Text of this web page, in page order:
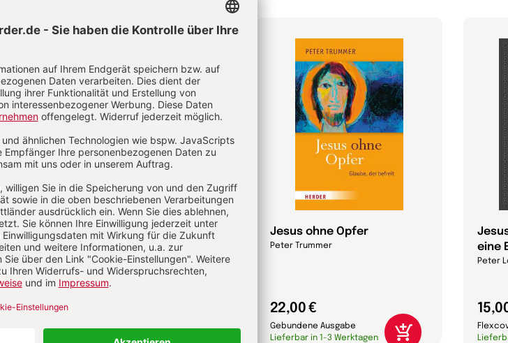
Ausverkauf des Konzils
Jan-Heiner Tück
24,00 €
Lieferbar in 1-3 Werktagen
Jesus ohne Opfer
Peter Trummer
22,00 €
Gebundene Ausgabe
Lieferbar in 1-3 Werktagen
eine
Peter